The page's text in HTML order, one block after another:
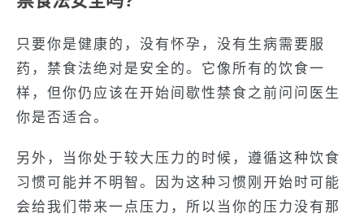
只要你是健康的，没有怀孕，没有生病需要服
药，禁食法绝对是安全的。它像所有的饮食一
样，但你仍应该在开始间歇性禁食之前问问医生
你是否适合。
另外，当你处于较大压力的时候，遵循这种饮食
习惯可能并不明智。因为这种习惯刚开始时可能
会给我们带来一点压力，所以当你的压力没有那